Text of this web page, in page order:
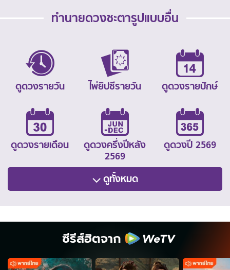
ทำนายดวงชะตารูปแบบอื่น
ดูดวงรายวัน ไพ่ยิปซีรายวัน ดูดวงรายปักษ์
ดูดวงรายเดือน
ดูดวงครึ่งปีหลัง
2569
ดูดวงปี 2569
ดูทั้งหมด
ซีรีส์ฮิตจาก